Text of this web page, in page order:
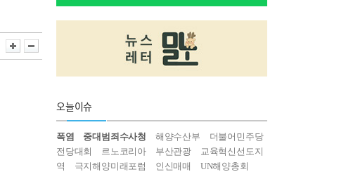
오늘이슈
폭염 중대범죄수사청 해양수산부
더불어민주당
전당대회
르노코리아 부산관광
교육혁신선도지
역
극지해양미래포럼 인신매매 UN해양총회